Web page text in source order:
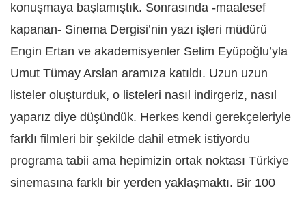
konuşmaya başlamıştık. Sonrasında -maalesef
kapanan- Sinema Dergisi’nin yazı işleri müdürü
Engin Ertan ve akademisyenler Selim Eyüpoğlu’yla
Umut Tümay Arslan aramıza katıldı. Uzun uzun
listeler oluşturduk, o listeleri nasıl indirgeriz, nasıl
yaparız diye düşündük. Herkes kendi gerekçeleriyle
farklı filmleri bir şekilde dahil etmek istiyordu
programa tabii ama hepimizin ortak noktası Türkiye
sinemasına farklı bir yerden yaklaşmaktı. Bir 100